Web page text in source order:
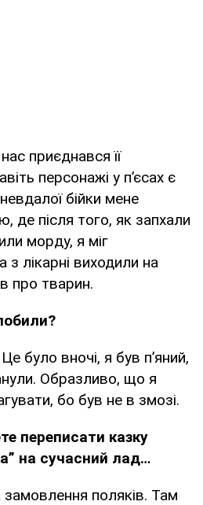
приєднався її
персонажі у п’єсах є
бійки мене
де після того, як запхали
морду, я міг
з лікарні виходили на
про тварин.
було вночі, я був п’яний,
Образливо, що я
бо був не в змозі.
переписати казку
на сучасний лад…
поляків. Там